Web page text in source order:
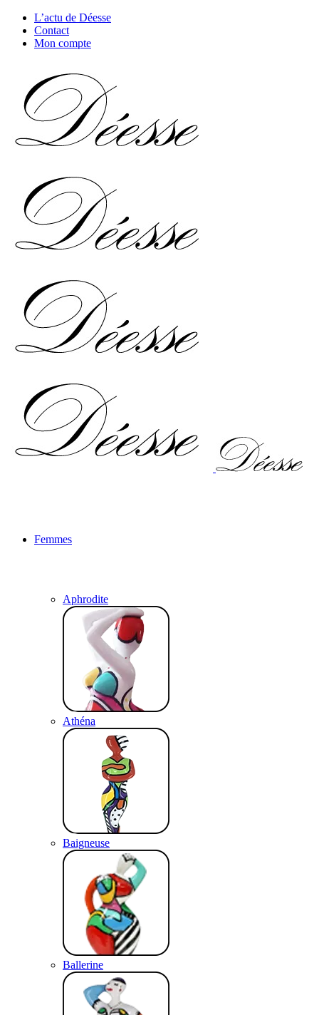
L’actu de Déesse
Contact
Mon compte
Femmes
Aphrodite
Athéna
Baigneuse
Ballerine